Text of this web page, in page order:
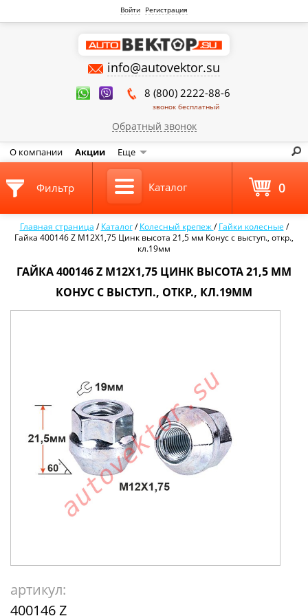
Войти Регистрация
info@autovektor.su
8 (800) 2222-88-6
звонок бесплатный
Обратный звонок
О компании Акции Еще
Главная страница /Каталог /Колесный крепеж/Гайки колесные /
Гайка 400146 Z M12X1,75 Цинк высота 21,5 мм Конус с выступ., откр.,
кл.19мм
ГАЙКА 400146 Z M12X1,75 ЦИНК ВЫСОТА 21,5 ММ
КОНУС С ВЫСТУП., ОТКР., КЛ.19ММ
артикул:
400146 Z
Фильтр Каталог 0